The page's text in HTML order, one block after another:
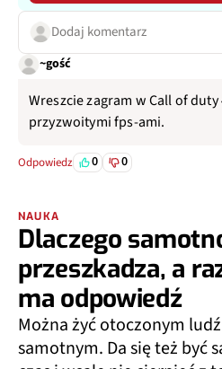
Dodaj komentarz
~gość
Wreszcie zagram w Call of
przyzwoitymi fps-ami.
Odpowiedz 0 0
NAUKA
Dlaczego
przeszkadza, a
ma odpowiedź
Można żyć otoczonym
samotnym. Da się też być